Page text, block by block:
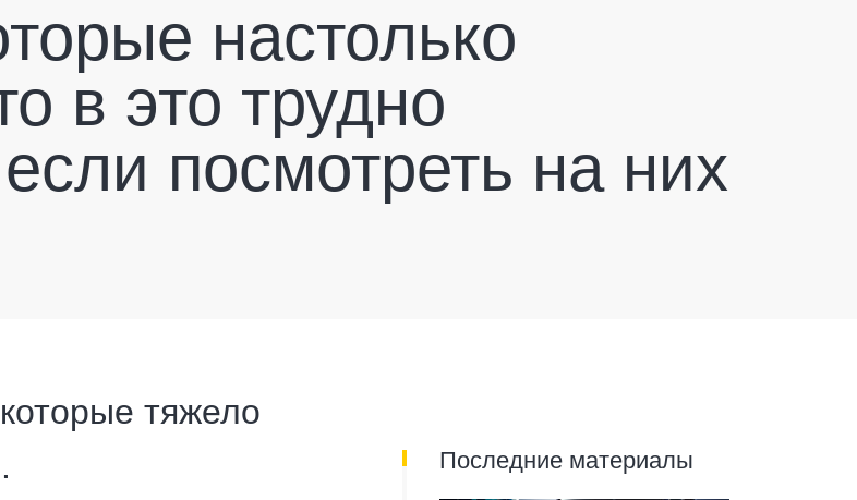
настолько
в это трудно
посмотреть на них
тяжело
Последние материалы